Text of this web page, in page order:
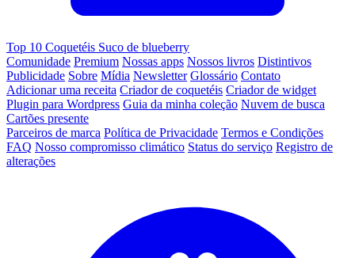
Top 10 Coquetéis Suco de blueberry
Comunidade Premium Nossas apps Nossos livros Distintivos
Publicidade Sobre Mídia Newsletter Glossário Contato
Adicionar uma receita Criador de coquetéis Criador de widget
Plugin para Wordpress Guia da minha coleção Nuvem de busca
Cartões presente
Parceiros de marca Política de Privacidade Termos e Condições
FAQ Nosso compromisso climático Status do serviço Registro de
alterações